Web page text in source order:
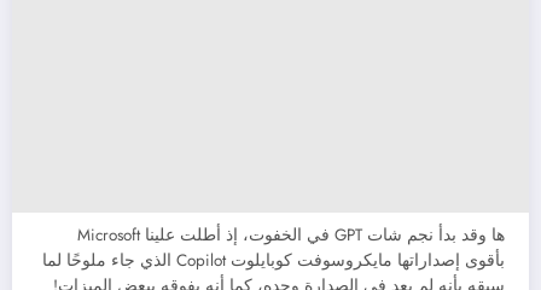
ها وقد بدأ نجم شات GPT في الخفوت، إذ أطلت علينا Microsoft
بأقوى إصداراتها مايكروسوفت كوبايلوت Copilot الذي جاء ملوحًا لما